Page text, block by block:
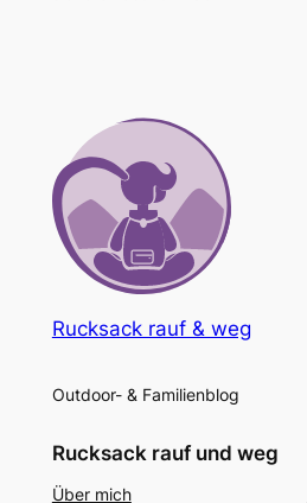
Rucksack rauf & weg
Outdoor- & Familienblog
Rucksack rauf und weg
Über mich